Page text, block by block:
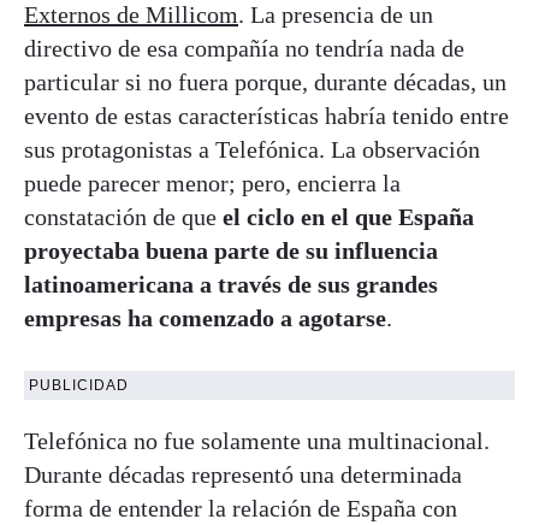
Externos de Millicom. La presencia de un
directivo de esa compañía no tendría nada de
particular si no fuera porque, durante décadas, un
evento de estas características habría tenido entre
sus protagonistas a Telefónica. La observación
puede parecer menor; pero, encierra la
constatación de que el ciclo en el que España
proyectaba buena parte de su influencia
latinoamericana a través de sus grandes
empresas ha comenzado a agotarse.
PUBLICIDAD
Telefónica no fue solamente una multinacional.
Durante décadas representó una determinada
forma de entender la relación de España con